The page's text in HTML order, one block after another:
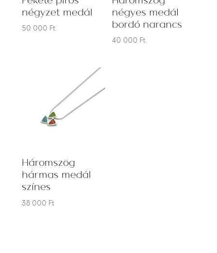
négyzet medál
50 000 Ft
négyes medál
bordó narancs
40 000 Ft
Háromszög
hármas medál
színes
38 000 Ft